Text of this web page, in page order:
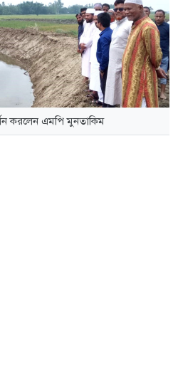
করলেন এমপি মুনতাকিম